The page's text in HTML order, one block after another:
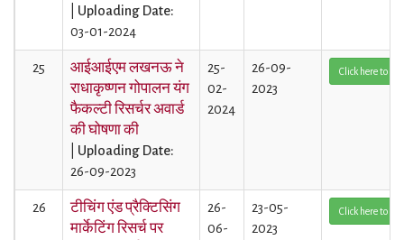
Uploading Date:
03-01-2024
25
आईआईएम लखनऊ ने
राधाकृष्णन गोपालन यंग
फैकल्टी रिसर्चर अवार्ड
की घोषणा की
Uploading Date:
26-09-2023
25-
02-
2024
26-09-
2023
Click here to
26
टीचिंग एंड प्रैक्टिसिंग
मार्केटिंग रिसर्च पर
26-
06-
23-05-
2023
Click here to